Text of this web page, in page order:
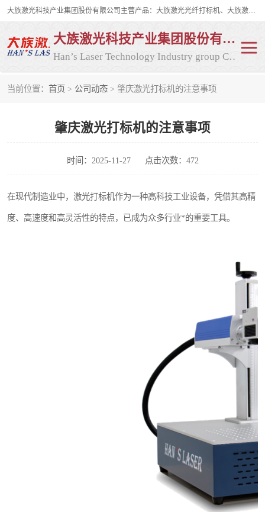
大族激光科技产业集团股份有限公司主营产品：大族激光光纤打标机、大族激光紫外打标机等，大族激光研发实力雄厚，公司拥有数百人的研发队伍，目前具有多项国际发明和国内、计算机软件着作权，多项核心技术处于国际成员之一水平，是世界上仅有的几家拥有"紫外激光"的公司之一。
大族激光科技产业集团股份有限公司
Han’s Laser Technology Industry group Co., Ltd
当前位置： 首页 > 公司动态 > 肇庆激光打标机的注意事项
肇庆激光打标机的注意事项
时间：2025-11-27 点击次数：472
在现代制造业中，激光打标机作为一种高科技工业设备，凭借其高精
度、高速度和高灵活性的特点，已成为众多行业*的重要工具。
光纤激光打标机 CO2打标机
CO2激光打标机 大族激光光纤打标机
大族激光紫外打标机 二氧化碳激光打标机
二氧化碳打标机